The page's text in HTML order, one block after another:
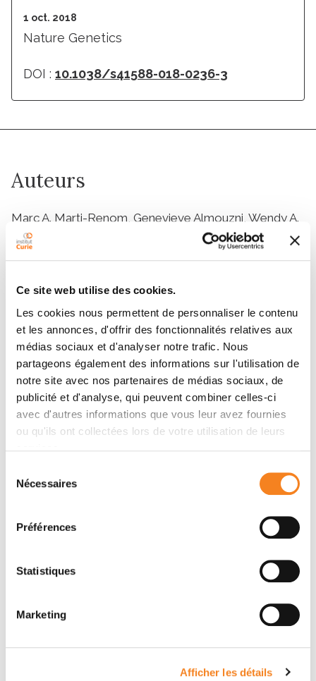
Ce site web utilise des cookies.
Les cookies nous permettent de personnaliser le contenu
et les annonces, d'offrir des fonctionnalités relatives aux
médias sociaux et d'analyser notre trafic. Nous
partageons également des informations sur l'utilisation de
notre site avec nos partenaires de médias sociaux, de
publicité et d'analyse, qui peuvent combiner celles-ci
avec d'autres informations que vous leur avez fournies
ou qu'ils ont collectées lors de votre utilisation de leurs
Nécessaires
Préférences
Statistiques
Marketing
Afficher les détails
1 oct. 2018
Nature Genetics
DOI : 10.1038/s41588-018-0236-3
Auteurs
Marc A. Marti-Renom, Genevieve Almouzni, Wendy A.
Bickmore, Kerstin Bystricky, Giacomo Cavalli, Peter
Fraser, Susan M. Gasser, Luca Giorgetti, Edith Heard,
Orozco, Ana Pombo, Maria-Elena Torres-Padilla
Membres
GENEVIEVE
CNRS